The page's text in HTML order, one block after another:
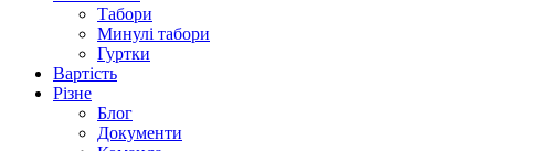
Табори
Минулі табори
Гуртки
Вартість
Різне
Блог
Документи